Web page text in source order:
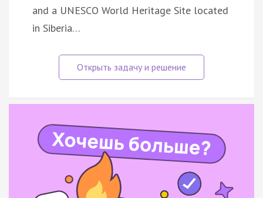
and a UNESCO World Heritage Site located
in Siberia…